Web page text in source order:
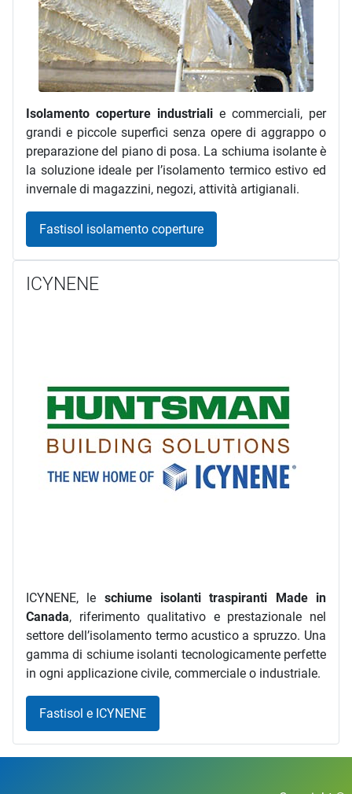
Isolamento coperture industriali e commerciali, per
grandi e piccole superfici senza opere di aggrappo o
preparazione del piano di posa. La schiuma isolante è
la soluzione ideale per l’isolamento termico estivo ed
invernale di magazzini, negozi, attività artigianali.
Fastisol isolamento coperture
ICYNENE
ICYNENE, le schiume isolanti traspiranti Made in
Canada, riferimento qualitativo e prestazionale nel
settore dell’isolamento termo acustico a spruzzo. Una
gamma di schiume isolanti tecnologicamente perfette
in ogni applicazione civile, commerciale o industriale.
Fastisol e ICYNENE